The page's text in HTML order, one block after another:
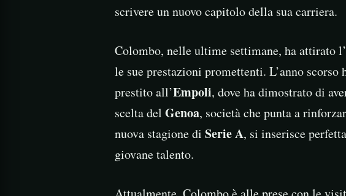
scrivere un nuovo capitolo della sua carriera.
Colombo, nelle ultime settimane, ha attirato
le sue prestazioni promettenti. L’anno scorso
prestito all’Empoli, dove ha dimostrato di
scelta del Genoa, società che punta a
nuova stagione di Serie A, si inserisce
giovane talento.